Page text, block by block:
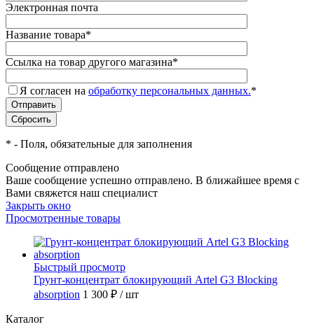
Электронная почта
Название товара*
Ссылка на товар другого магазина*
Я согласен на обработку персональных данных.*
* - Поля, обязательные для заполнения
Сообщение отправлено
Ваше сообщение успешно отправлено. В ближайшее время с
Вами свяжется наш специалист
Закрыть окно
Просмотренные товары
Быстрый просмотр
Грунт-концентрат блокирующий Artel G3 Blocking
absorption 1 300 ₽ / шт
Каталог